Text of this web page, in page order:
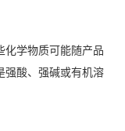
化学物质可能随产品
强酸、强碱或有机溶